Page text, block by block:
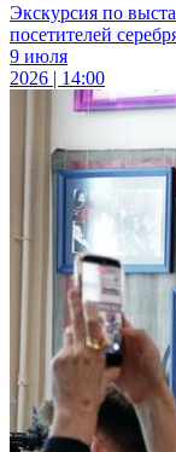
Экскурсия по
посетителей
9 июля
2026 | 14:00